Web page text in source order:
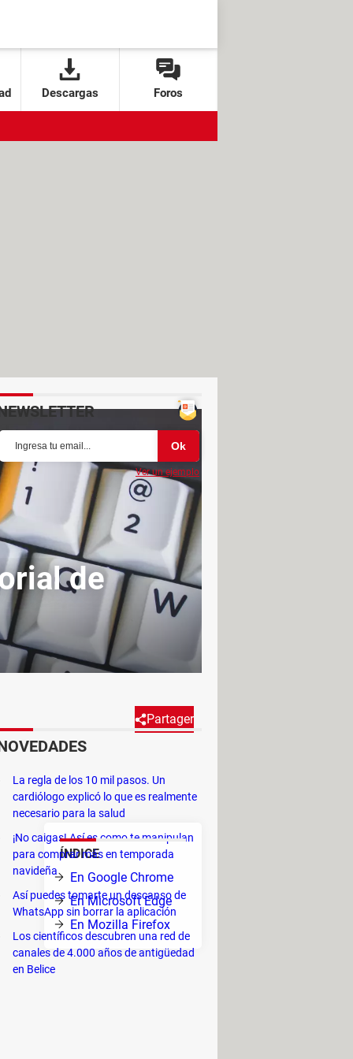
Descargas Foros
de
Partager
Chrome, Microsoft Edge,
ÍNDICE
En Google Chrome
En Microsoft Edge
En Mozilla Firefox
de
Ver un ejemplo
La regla de los 10 mil pasos. Un
cardiólogo explicó lo que es realmente
necesario para la salud
¡No caigas! Así es como te manipulan
para comprar más en temporada
navideña
Así puedes tomarte un descanso de
WhatsApp sin borrar la aplicación
Los científicos descubren una red de
canales de 4.000 años de antigüedad
en Belice